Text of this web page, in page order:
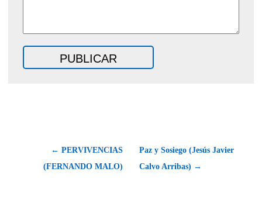
← PERVIVENCIAS
(FERNANDO MALO)
Paz y Sosiego (Jesús Javier
Calvo Arribas) →